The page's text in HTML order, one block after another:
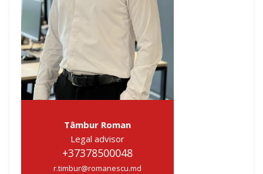
Tâmbur Roman
Legal advisor
+37378500048
r.timbur@romanescu.md